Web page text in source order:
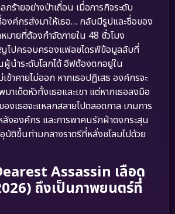
กร้ายอย่างป่าเถื่อน เมื่อภารกิจระดับ
งค์กรส่งมาให้เธอ… กลับมีรูปและชื่อของ
มายที่ต้องกำจัดภายใน 48 ชั่วโมง
ญไปครอบครองแฟลชไดรฟ์ข้อมูลลับที่
ผู้นำระดับโลกได้ อีฟต้องตกอยู่ใน
าคายไม่ออก หากเธอปฏิเสธ องค์กรจะ
เด็ดหัวทั้งเธอและเขา แต่หากเธอลงมือ
องเธอจะแหลกสลายไปตลอดกาล เกมการ
งองค์กร และการพาคนรักฝ่าดงกระสุน
บัติขึ้นท่ามกลางราตรีที่หลั่งชโลมไปด้วย
Assassin เลือด
ถึงเป็นภาพยนตร์ที่